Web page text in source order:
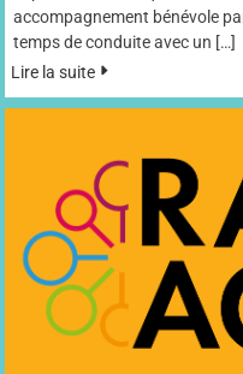
accompagnement bénévole
temps de conduite avec un […]
Lire la suite